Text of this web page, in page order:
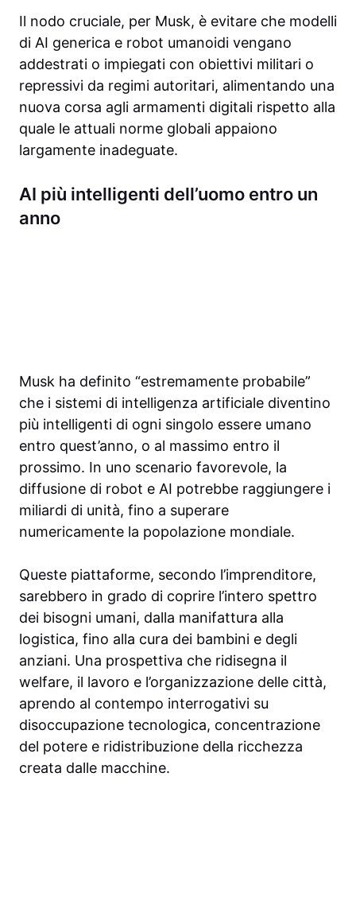
Il nodo cruciale, per Musk, è evitare che modelli
di AI generica e robot umanoidi vengano
addestrati o impiegati con obiettivi militari o
repressivi da regimi autoritari, alimentando una
nuova corsa agli armamenti digitali rispetto alla
quale le attuali norme globali appaiono
largamente inadeguate.
AI più intelligenti dell’uomo entro un
anno
Musk ha definito “estremamente probabile”
che i sistemi di intelligenza artificiale diventino
più intelligenti di ogni singolo essere umano
entro quest’anno, o al massimo entro il
prossimo. In uno scenario favorevole, la
diffusione di robot e AI potrebbe raggiungere i
miliardi di unità, fino a superare
numericamente la popolazione mondiale.
Queste piattaforme, secondo l’imprenditore,
sarebbero in grado di coprire l’intero spettro
dei bisogni umani, dalla manifattura alla
logistica, fino alla cura dei bambini e degli
anziani. Una prospettiva che ridisegna il
welfare, il lavoro e l’organizzazione delle città,
aprendo al contempo interrogativi su
disoccupazione tecnologica, concentrazione
del potere e ridistribuzione della ricchezza
creata dalle macchine.